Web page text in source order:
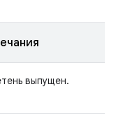
выпущен.